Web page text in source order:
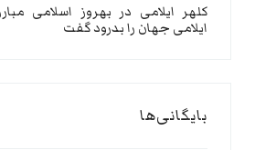
کلهر ایلامی در بهروز اسلامی
ایلامی جهان را بدرود گفت
بایگانی‌ها